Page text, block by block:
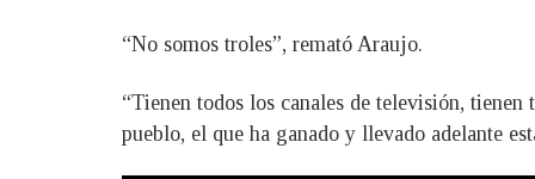
“No somos troles”, remató Araujo.
“Tienen todos los canales de televisión,
pueblo, el que ha ganado y llevado adelante